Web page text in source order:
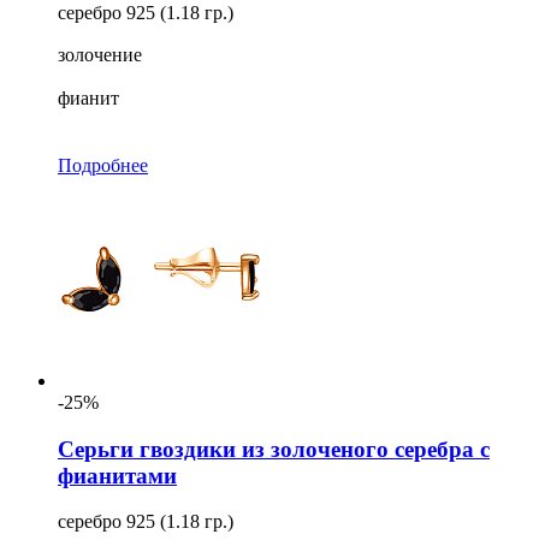
серебро 925 (1.18 гр.)
золочение
фианит
Подробнее
-25%
Серьги гвоздики из золоченого серебра с
фианитами
серебро 925 (1.18 гр.)